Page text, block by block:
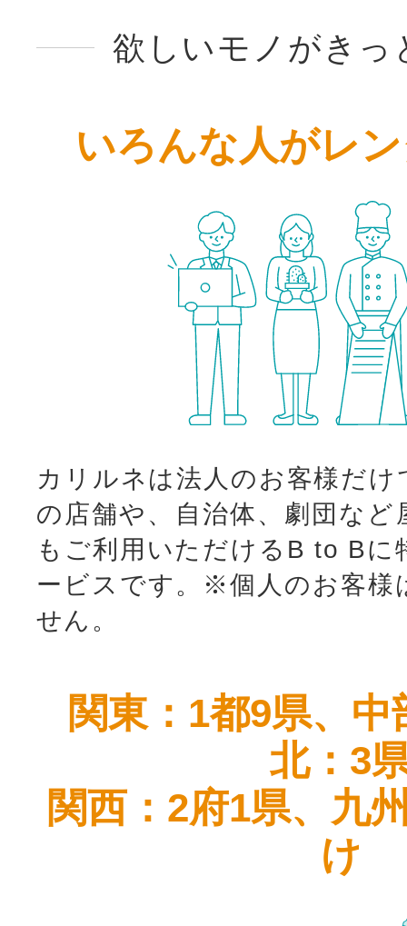
欲しいモノがきっ
いろんな人がレ
カリルネは法人のお客様だ
の店舗や、自治体、劇団な
もご利用いただけるB to Bに
ービスです。
※個人のお客様
せん。
関東：1都9県、
北：3
関西：2府1県、九
け